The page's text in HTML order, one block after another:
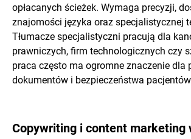
opłacanych ścieżek. Wymaga precyzji,
znajomości języka oraz specjalistycznej
Tłumacze specjalistyczni pracują dla
prawniczych, firm technologicznych czy
praca często ma ogromne znaczenie dla
dokumentów i bezpieczeństwa
Copywriting i content marketing